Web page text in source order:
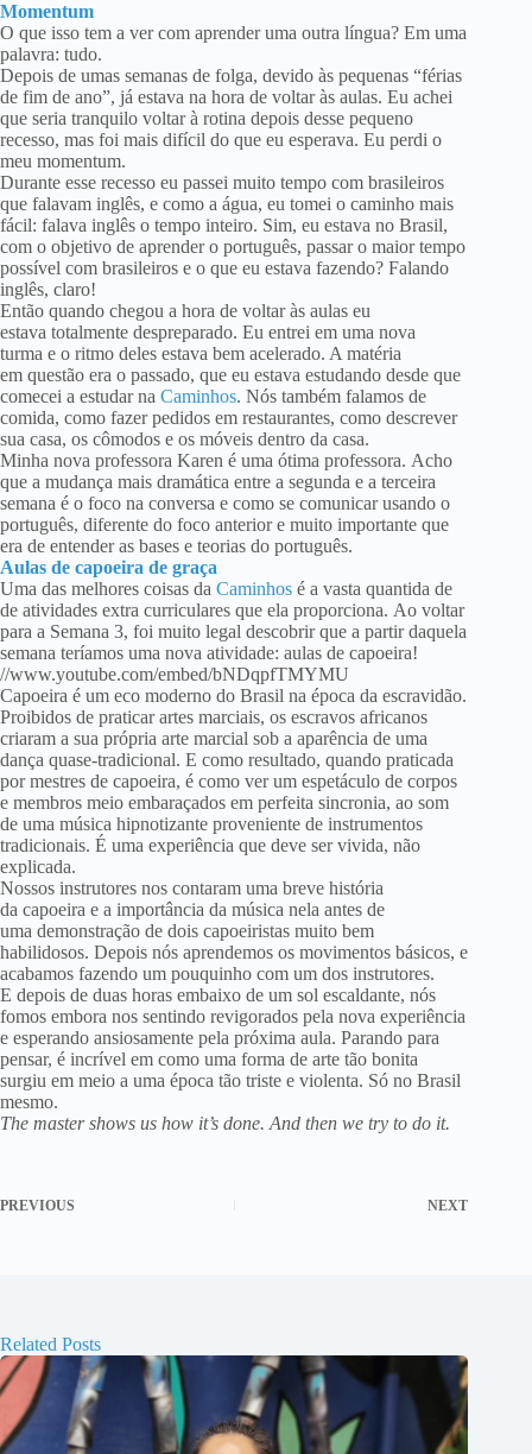
Momentum
O que isso tem a ver com aprender uma outra língua? Em uma
palavra: tudo.
Depois de umas semanas de folga, devido às pequenas “férias
de fim de ano”, já estava na hora de voltar às aulas. Eu achei
que seria tranquilo voltar à rotina depois desse pequeno
recesso, mas foi mais difícil do que eu esperava. Eu perdi o
meu momentum.
Durante esse recesso eu passei muito tempo com brasileiros
que falavam inglês, e como a água, eu tomei o caminho mais
fácil: falava inglês o tempo inteiro. Sim, eu estava no Brasil,
com o objetivo de aprender o português, passar o maior tempo
possível com brasileiros e o que eu estava fazendo? Falando
inglês, claro!
Então quando chegou a hora de voltar às aulas eu
estava totalmente despreparado. Eu entrei em uma nova
turma e o ritmo deles estava bem acelerado. A matéria
em questão era o passado, que eu estava estudando desde que
comecei a estudar na Caminhos. Nós também falamos de
comida, como fazer pedidos em restaurantes, como descrever
sua casa, os cômodos e os móveis dentro da casa.
Minha nova professora Karen é uma ótima professora. Acho
que a mudança mais dramática entre a segunda e a terceira
semana é o foco na conversa e como se comunicar usando o
português, diferente do foco anterior e muito importante que
era de entender as bases e teorias do português.
Aulas de capoeira de graça
Uma das melhores coisas da Caminhos é a vasta quantida de
de atividades extra curriculares que ela proporciona. Ao voltar
para a Semana 3, foi muito legal descobrir que a partir daquela
semana teríamos uma nova atividade: aulas de capoeira!
//www.youtube.com/embed/bNDqpfTMYMU
Capoeira é um eco moderno do Brasil na época da escravidão.
Proibidos de praticar artes marciais, os escravos africanos
criaram a sua própria arte marcial sob a aparência de uma
dança quase-tradicional. E como resultado, quando praticada
por mestres de capoeira, é como ver um espetáculo de corpos
e membros meio embaraçados em perfeita sincronia, ao som
de uma música hipnotizante proveniente de instrumentos
tradicionais. É uma experiência que deve ser vivida, não
explicada.
Nossos instrutores nos contaram uma breve história
da capoeira e a importância da música nela antes de
uma demonstração de dois capoeiristas muito bem
habilidosos. Depois nós aprendemos os movimentos básicos, e
acabamos fazendo um pouquinho com um dos instrutores.
E depois de duas horas embaixo de um sol escaldante, nós
fomos embora nos sentindo revigorados pela nova experiência
e esperando ansiosamente pela próxima aula. Parando para
pensar, é incrível em como uma forma de arte tão bonita
surgiu em meio a uma época tão triste e violenta. Só no Brasil
mesmo.
The master shows us how it’s done. And then we try to do it.
PREVIOUS NEXT
Related Posts